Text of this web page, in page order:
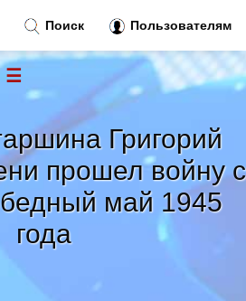
Григорий
прошел войну с
май 1945
года
Поиск Пользователям
☰